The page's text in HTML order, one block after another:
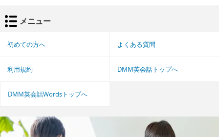
メニュー
初めての方へ よくある質問
利用規約 DMM英会話トップへ
DMM英会話Wordsトップへ